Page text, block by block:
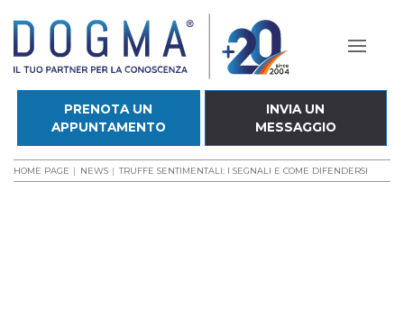
PRENOTA UN
APPUNTAMENTO
INVIA UN
MESSAGGIO
HOME PAGE NEWS TRUFFE SENTIMENTALI: I SEGNALI E COME DIFENDERSI